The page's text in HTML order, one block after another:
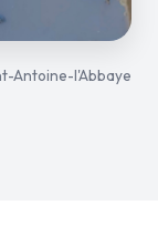
Antoine-l'Abbaye